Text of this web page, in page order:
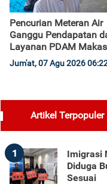
Pencurian Meteran Air
Ganggu Pendapatan
Layanan PDAM
Jum'at, 07 Agu 2026
Artikel Terpopuler
1
Imigrasi
Diduga
Sesuai